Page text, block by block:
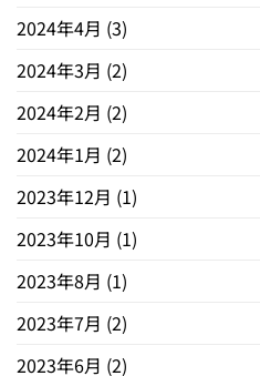
2024年4月 (3)
2024年3月 (2)
2024年2月 (2)
2024年1月 (2)
2023年12月 (1)
2023年10月 (1)
2023年8月 (1)
2023年7月 (2)
2023年6月 (2)